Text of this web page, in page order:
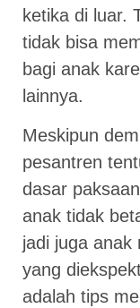
ketika di luar.
tidak bisa
bagi anak
lainnya.
Meskipun
pesantren
dasar
anak tidak
jadi juga anak
yang
adalah tips